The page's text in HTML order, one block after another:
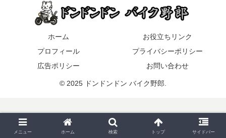
ホーム
お役立ちリンク
プロフィール
プライバシーポリシー
広告ポリシー
お問い合わせ
© 2025 ドンドンドン バイク野郎.
メニュー ホーム 検索 トップ サイドバー